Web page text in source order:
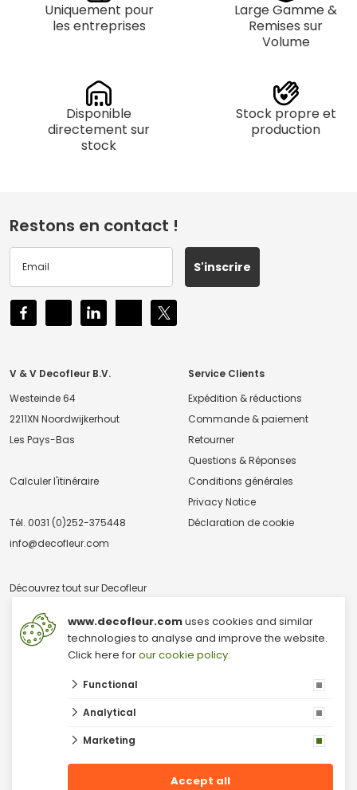
Uniquement pour
les entreprises
Large Gamme &
Remises sur
Volume
Disponible
directement sur
stock
Stock propre et
production
Restons en contact !
S'inscrire
V & V Decofleur B.V.
Westeinde 64
2211XN Noordwijkerhout
Les Pays-Bas
Calculer l'itinéraire
Tél. 0031 (0)252-375448
info@decofleur.com
Découvrez tout sur Decofleur
Service Clients
Expédition & réductions
Commande & paiement
Retourner
Questions & Réponses
Conditions générales
Privacy Notice
Déclaration de cookie
© 2026 V & V Decofleur B.V.
Grossiste en mousse
Fleurs séchées
Commerce de gros dans le domaine de la décoration
www.decofleur.comuses cookies and similar
technologies to analyse and improve the website.
Click here forour cookie policy.
Functional
Analytical
Marketing
Accept all